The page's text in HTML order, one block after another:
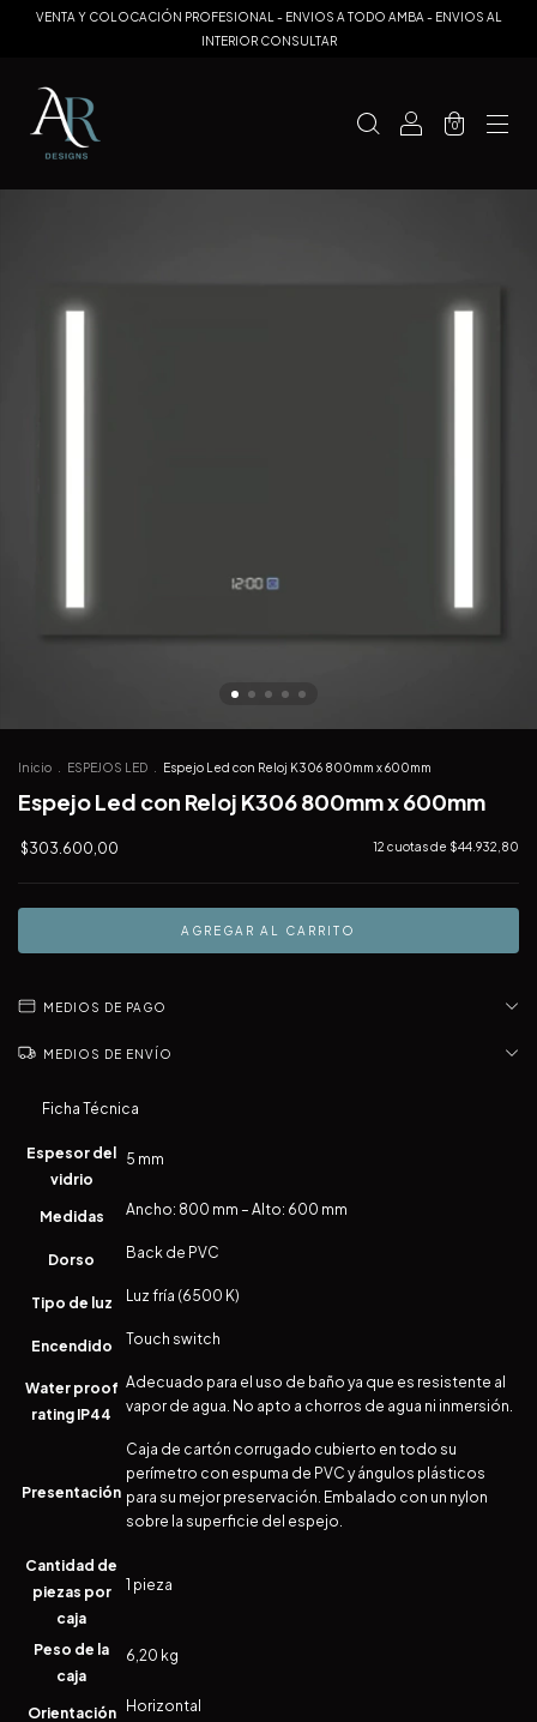
VENTA Y COLOCACIÓN PROFESIONAL - ENVIOS A TODO AMBA - ENVIOS AL
INTERIOR CONSULTAR
0
Inicio ESPEJOS LED Espejo Led con Reloj K306 800mm x 600mm
Espejo Led con Reloj K306 800mm x 600mm
$303.600,00 12 cuotas de $44.932,80
MEDIOS DE PAGO
MEDIOS DE ENVÍO
Ficha Técnica
Espesor del
vidrio
5 mm
Medidas Ancho: 800 mm – Alto: 600 mm
Dorso Back de PVC
Tipo de luz Luz fría (6500 K)
Encendido Touch switch
Water proof
rating IP44
Adecuado para el uso de baño ya que es resistente al
vapor de agua. No apto a chorros de agua ni inmersión.
Presentación
Caja de cartón corrugado cubierto en todo su
perímetro con espuma de PVC y ángulos plásticos
para su mejor preservación. Embalado con un nylon
sobre la superficie del espejo.
Cantidad de
piezas por
caja
1 pieza
Peso de la
caja
6,20 kg
Orientación Horizontal